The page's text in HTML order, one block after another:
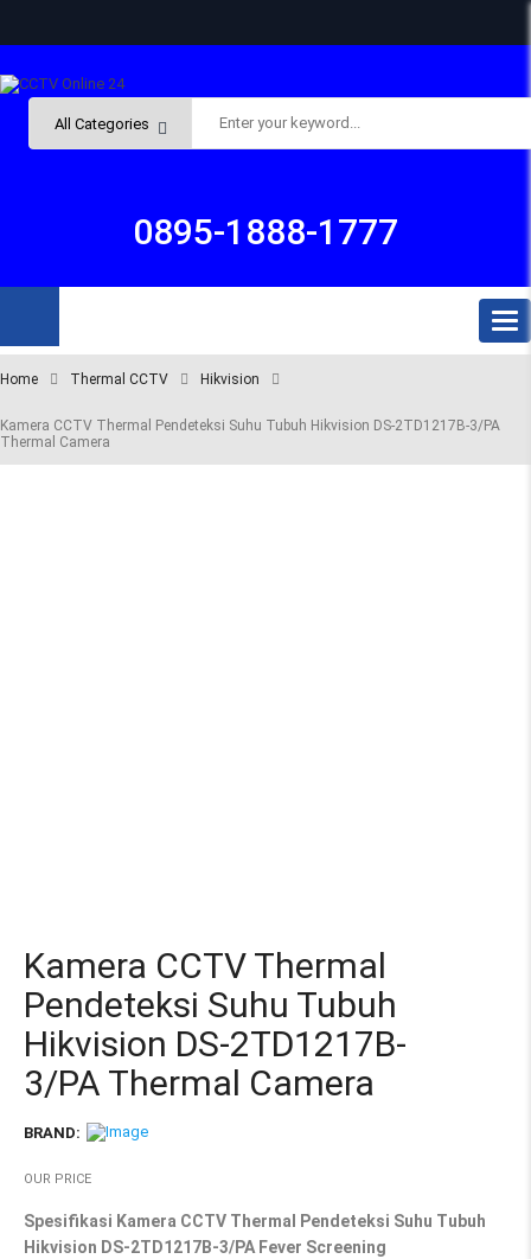
0895-1888-1777
ALL
DEPARTMENTS
Home Thermal CCTV Hikvision
Kamera CCTV Thermal Pendeteksi Suhu Tubuh Hikvision DS-2TD1217B-3/PA
Thermal Camera
Kamera CCTV Thermal
Pendeteksi Suhu Tubuh
Hikvision DS-2TD1217B-
3/PA Thermal Camera
BRAND:
OUR PRICE
Spesifikasi Kamera CCTV Thermal Pendeteksi Suhu Tubuh
Hikvision DS-2TD1217B-3/PA Fever Screening